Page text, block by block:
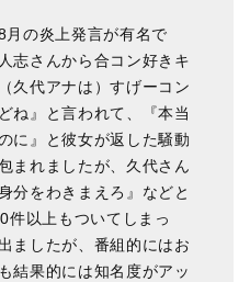
月の炎上発言が有名で
志さんから合コン好きキ
久代アナは）すげーコン
ね』と言われて、『本当
に』と彼女が返した騒動
まれましたが、久代さん
分をわきまえろ』などと
件以上もついてしまっ
ましたが、番組的にはお
結果的には知名度がアッ